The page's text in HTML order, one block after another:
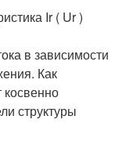
Ir( Ur)
в зависимости
Как
структуры